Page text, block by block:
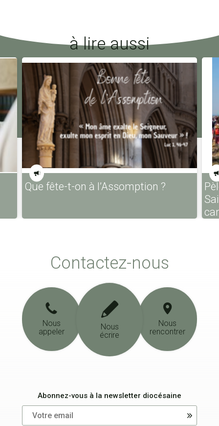
à lire aussi
Que fête-t-on à l’Assomption ?
Contactez-nous
Nous
appeler
Nous
écrire
Nous
rencontrer
Abonnez-vous à la newsletter diocésaine